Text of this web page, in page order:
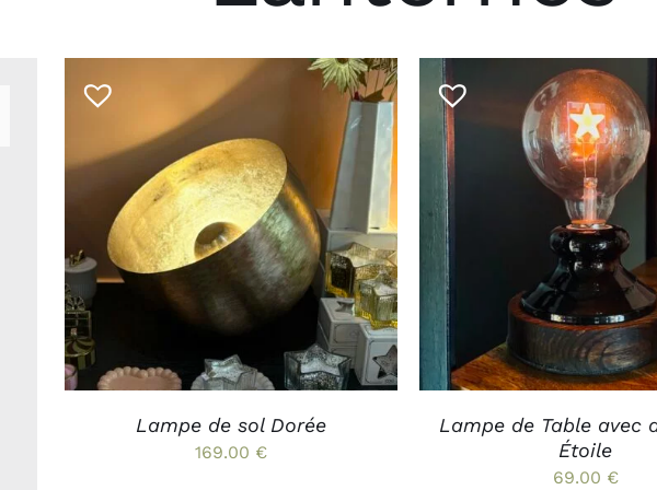
Lampes et lampadaires
Guirlandes
Luminaires Outdoor
Verres et carafes
Planches et plateaux
Textile de table et de cuisine
Les kids de
MAMA
Déco murales
Peluches
Livres
Trop belle
Hors connexion
Outdoor
Mobilier
Textile Outdoor
Luminaires Outdoor
AJOUTER AU PANIER / APERÇU
Lampe de sol Dorée
169.00 €
AJOUTER AU PANIER
Lampe de Table avec
Étoile
69.00 €